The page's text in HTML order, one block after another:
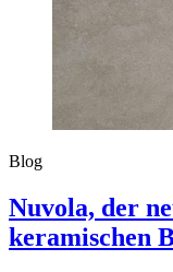
Blog
Nuvola, der
keramischen